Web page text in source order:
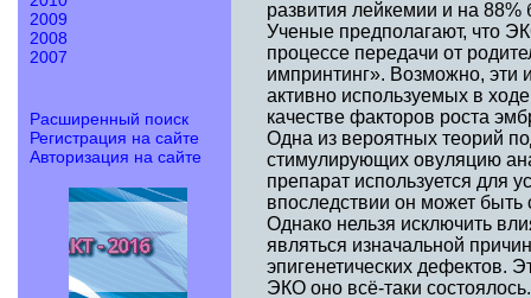
2009
2008
2007
Расширенный поиск
Регистрация на сайте
Авторизация на сайте
развития лейкемии и на
Ученые предполагают, что
процессе передачи от
импринтинг». Возможно, эти
активно используемых в
качестве факторов роста
Одна из вероятных теорий
стимулирующих овуляцию
препарат используется для
впоследствии он может быть
Однако нельзя исключить
являться изначальной
эпигенетических дефектов.
ЭКО оно всё-таки